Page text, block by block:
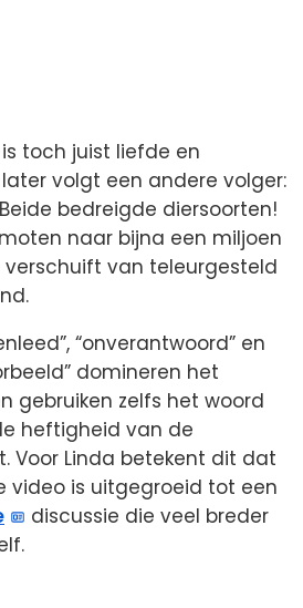
toch juist liefde en
later volgt een andere volger:
bedreigde diersoorten!
naar bijna een miljoen
verschuift van teleurgesteld
“onverantwoord” en
domineren het
gebruiken zelfs het woord
heftigheid van de
Voor Linda betekent dit dat
video is uitgegroeid tot een
discussie die veel breder